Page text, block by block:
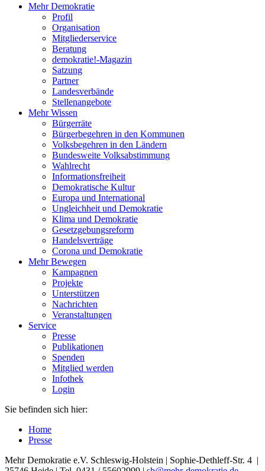
Mehr Demokratie
Profil
Organisation
Mitgliederservice
Beratung
demokratie!-Magazin
Satzung
Partner
Landesverbände
Stellenangebote
Mehr Wissen
Bürgerräte
Bürgerbegehren in den Kommunen
Volksbegehren in den Ländern
Bundesweite Volksabstimmung
Wahlrecht
Informationsfreiheit
Demokratische Kultur
Europa und International
Ungleichheit und Demokratie
Klima und Demokratie
Gesetzgebungsreform
Handelsverträge
Corona und Demokratie
Mehr Bewegen
Kampagnen
Projekte
Unterstützen
Nachrichten
Veranstaltungen
Service
Presse
Publikationen
Spenden
Mitglied werden
Infothek
Login
Sie befinden sich hier:
Home
Presse
Mehr Demokratie e.V. Schleswig-Holstein | Sophie-Dethleff-Str. 4 |